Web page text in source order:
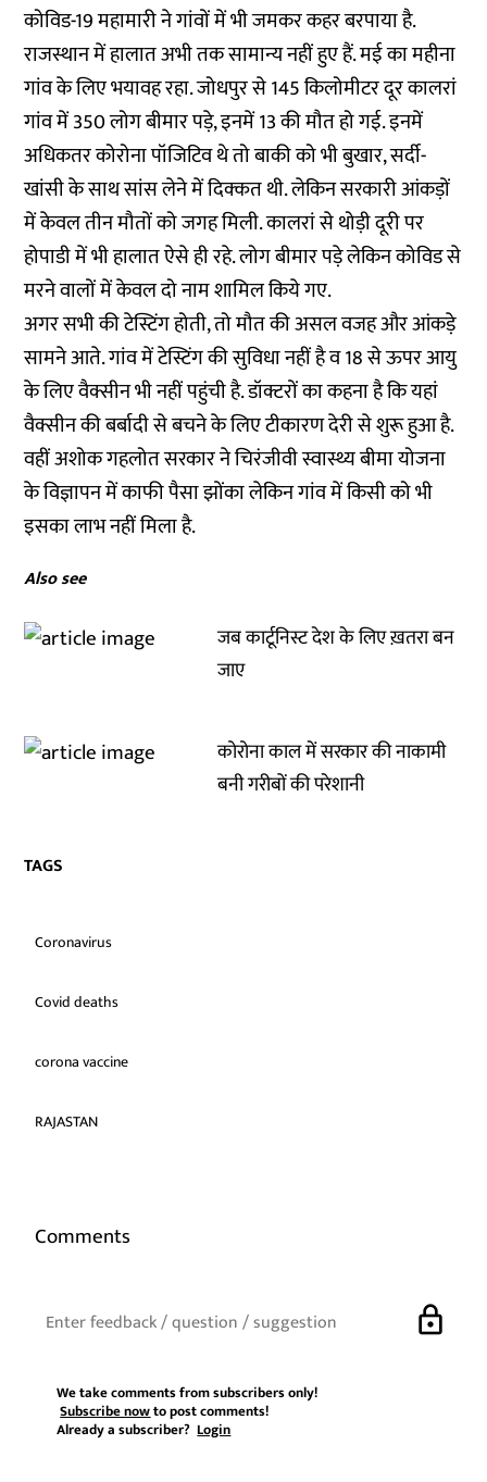
कोविड-19 महामारी ने गांवों में भी जमकर कहर बरपाया है.
राजस्थान में हालात अभी तक सामान्य नहीं हुए हैं. मई का महीना
गांव के लिए भयावह रहा. जोधपुर से 145 किलोमीटर दूर कालरां
गांव में 350 लोग बीमार पड़े, इनमें 13 की मौत हो गई. इनमें
अधिकतर कोरोना पॉजिटिव थे तो बाकी को भी बुखार, सर्दी-
खांसी के साथ सांस लेने में दिक्कत थी. लेकिन सरकारी आंकड़ों
में केवल तीन मौतों को जगह मिली. कालरां से थोड़ी दूरी पर
होपाडी में भी हालात ऐसे ही रहे. लोग बीमार पड़े लेकिन कोविड से
मरने वालों में केवल दो नाम शामिल किये गए.
अगर सभी की टेस्टिंग होती, तो मौत की असल वजह और आंकड़े
सामने आते. गांव में टेस्टिंग की सुविधा नहीं है व 18 से ऊपर आयु
के लिए वैक्सीन भी नहीं पहुंची है. डॉक्टरों का कहना है कि यहां
वैक्सीन की बर्बादी से बचने के लिए टीकारण देरी से शुरू हुआ है.
वहीं अशोक गहलोत सरकार ने चिरंजीवी स्वास्थ्य बीमा योजना
के विज्ञापन में काफी पैसा झोंका लेकिन गांव में किसी को भी
इसका लाभ नहीं मिला है.
Also see
जब कार्टूनिस्ट देश के लिए ख़तरा बन
जाए
कोरोना काल में सरकार की नाकामी
बनी गरीबों की परेशानी
TAGS
Coronavirus
Covid deaths
corona vaccine
RAJASTAN
Comments
lock
We take comments from subscribers only!
Subscribe nowto post comments!
Already a subscriber?Login